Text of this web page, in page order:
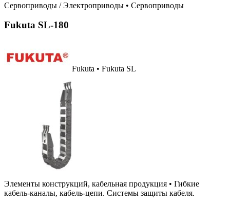
Сервоприводы / Электроприводы • Сервоприводы
Fukuta SL-180
Fukuta • Fukuta SL
Элементы конструкций, кабельная продукция • Гибкие
кабель-каналы, кабель-цепи. Системы защиты кабеля.